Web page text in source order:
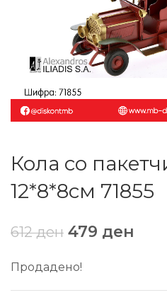
Кола со
12*8*8см 71855
612ден 479 ден
Продадено!